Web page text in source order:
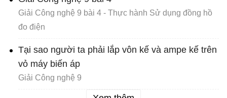
Giải Công nghệ 9 bài 4 - Thực hành Sử dụng đồng hồ
đo điện
Tại sao người ta phải lắp vôn kế và ampe kế trên
vỏ máy biến áp
Giải Công nghệ 9